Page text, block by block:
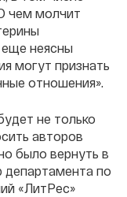
чем молчит
неясны
могут признать
отношения».
не только
авторов
было вернуть в
департамента по
«ЛитРес»